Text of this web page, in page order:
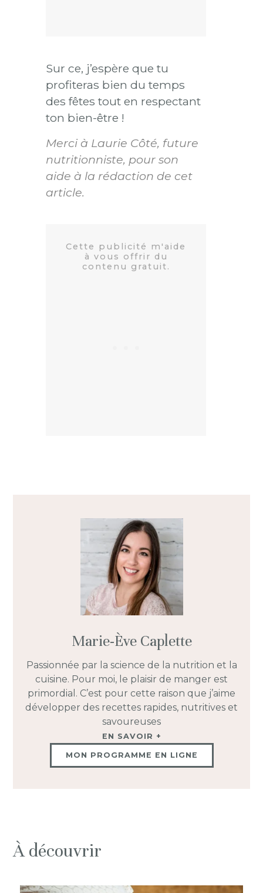
Sur ce, j’espère que tu
profiteras bien du temps
des fêtes tout en respectant
ton bien-être !
Merci à Laurie Côté, future
nutritionniste, pour son
aide à la rédaction de cet
article.
Marie-Ève Caplette
Passionnée par la science de la nutrition et la
cuisine. Pour moi, le plaisir de manger est
primordial. C’est pour cette raison que j’aime
développer des recettes rapides, nutritives et
savoureuses
EN SAVOIR +
MON PROGRAMME EN LIGNE
À découvrir